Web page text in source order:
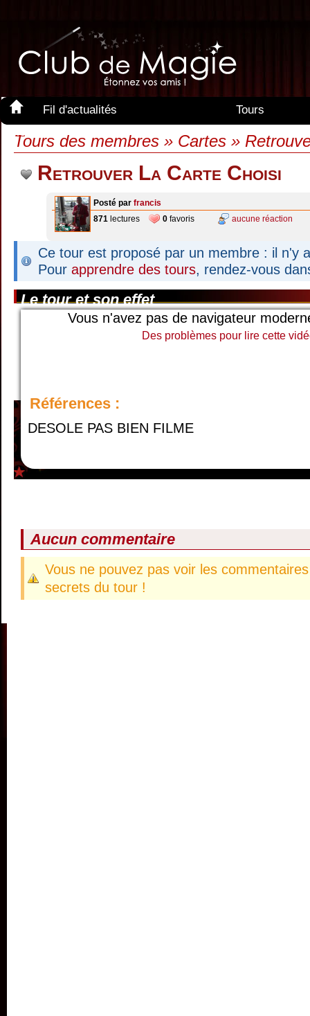
Fil d'actualités
Tours
Membres
Tours des membres » Cartes »
Retrouver La Carte Choisi
Posté par francis
871 lectures 0 favoris aucune réaction
Ce tour est proposé par un membre : il n'y
Pour apprendre des tours, rendez-vous
Le tour et son effet
Vous n'avez pas de navigateur
Des problèmes pour lire cette
Références :
DESOLE PAS BIEN FILME
Aucun commentaire
Vous ne pouvez pas voir les
secrets du tour !